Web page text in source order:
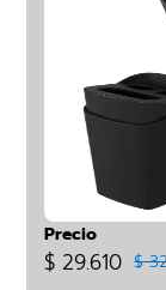
Precio
$ 29.610 $